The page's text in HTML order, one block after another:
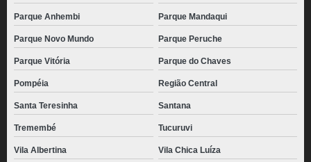
Parque Anhembi Parque Mandaqui
Parque Novo Mundo Parque Peruche
Parque Vitória Parque do Chaves
Pompéia Região Central
Santa Teresinha Santana
Tremembé Tucuruvi
Vila Albertina Vila Chica Luíza